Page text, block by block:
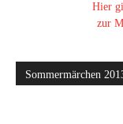
Hier
zur
Sommermärchen